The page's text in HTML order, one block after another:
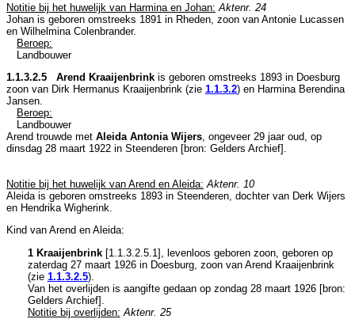
Notitie bij het huwelijk van Harmina en Johan: Aktenr. 24
Johan is geboren omstreeks 1891 in Rheden , zoon van Antonie Lucassen
en Wilhelmina Colenbrander.
Beroep:
Landbouwer
1.1.3.2.5 Arend Kraaijenbrink is geboren omstreeks 1893 in Doesburg
zoon van Dirk Hermanus Kraaijenbrink (zie 1.1.3.2) en Harmina Berendina
Jansen.
Beroep:
Landbouwer
Arend trouwde met Aleida Antonia Wijers, ongeveer 29 jaar oud, op
dinsdag 28 maart 1922 in Steenderen [bron: Gelders Archief].
Notitie bij het huwelijk van Arend en Aleida: Aktenr. 10
Aleida is geboren omstreeks 1893 in Steenderen, dochter van Derk Wijers
en Hendrika Wigherink.
Kind van Arend en Aleida:
1 Kraaijenbrink[1.1.3.2.5.1 ], levenloos geboren zoon, geboren op
zaterdag 27 maart 1926 in Doesburg, zoon van Arend Kraaijenbrink
(zie 1.1.3.2.5).
Van het overlijden is aangifte gedaan op zondag 28 maart 1926 [bron:
Gelders Archief].
Notitie bij overlijden: Aktenr. 25